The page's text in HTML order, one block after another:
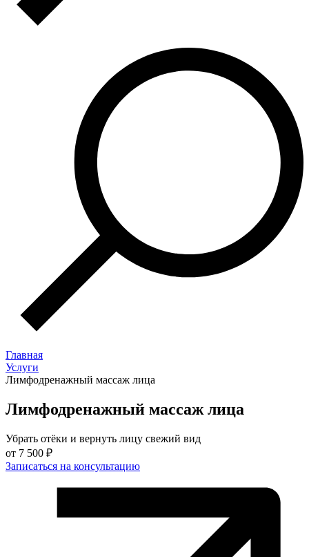
Главная
Услуги
Лимфодренажный массаж лица
Лимфодренажный массаж лица
Убрать отёки и вернуть лицу свежий вид
от 7 500 ₽
Записаться на консультацию